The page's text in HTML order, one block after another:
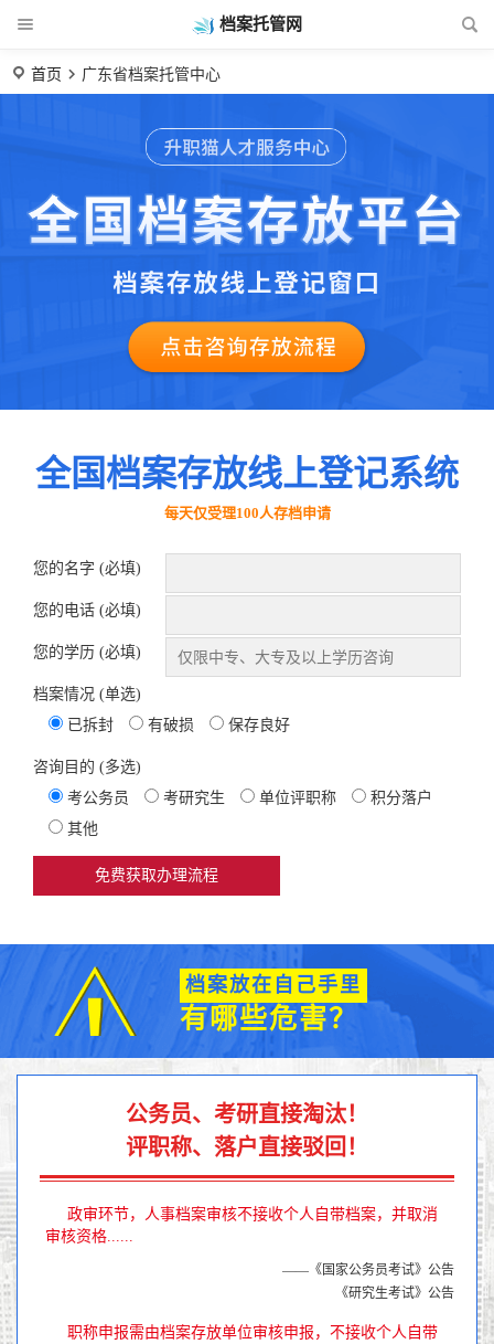
档案托管网
首页 广东省档案托管中心
全国档案存放线上登记系统
每天仅受理100人存档申请
您的名字 (必填)
您的电话 (必填)
您的学历 (必填)
档案情况 (单选)
已拆封
有破损 保存良好
咨询目的 (多选)
考公务员
考研究生 单位评职称
积分落户
其他
档案放在自己手里
有哪些危害？
公务员、考研直接淘汰！
评职称、落户直接驳回！
政审环节，人事档案审核不接收个人自带档案，并取消
审核资格......
——《国家公务员考试》公告
《研究生考试》公告
职称申报需由档案存放单位审核申报，不接收个人自带